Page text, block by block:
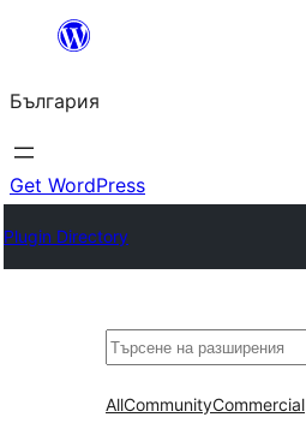
България
Get WordPress
Plugin Directory
Търсене
AllCommunityCommercial